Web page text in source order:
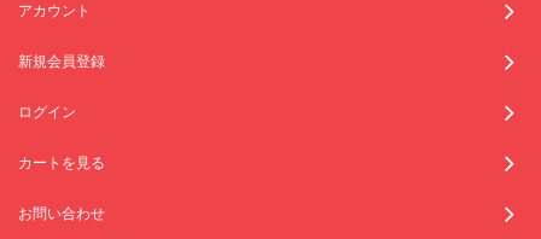
アカウント
新規会員登録
ログイン
カートを見る
お問い合わせ